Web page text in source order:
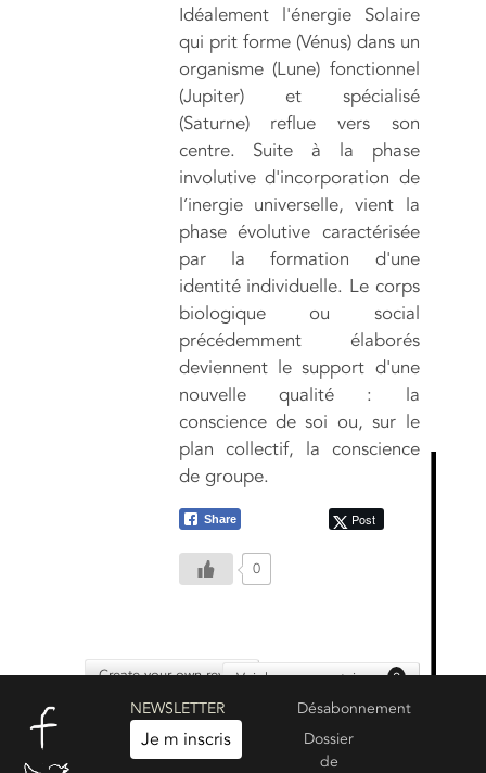
Idéalement l'énergie Solaire
qui prit forme (Vénus) dans un
organisme (Lune) fonctionnel
(Jupiter) et spécialisé
(Saturne) reflue vers son
centre. Suite à la phase
involutive d'incorporation de
l’inergie universelle, vient la
phase évolutive caractérisée
par la formation d'une
identité individuelle. Le corps
biologique ou social
précédemment élaborés
deviennent le support d'une
nouvelle qualité : la
conscience de soi ou, sur le
plan collectif, la conscience
de groupe.
Share Post
0
Create your own reviewVoir les commentaires : 0
NEWSLETTER
Je m inscris
Désabonnement
Dossier
de